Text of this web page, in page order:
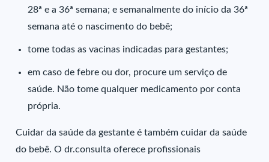
28ª e a 36ª semana; e semanalmente do início da 36ª
semana até o nascimento do bebê;
tome todas as vacinas indicadas para gestantes;
em caso de febre ou dor, procure um serviço de
saúde. Não tome qualquer medicamento por conta
própria.
Cuidar da saúde da gestante é também cuidar da saúde
do bebê. O dr.consulta oferece profissionais